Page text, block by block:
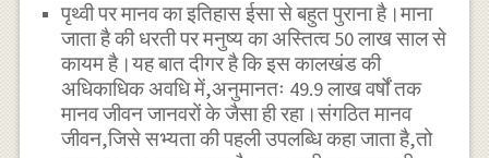
पृथ्वी पर मानव का इतिहास ईसा से बहुत पुराना है।माना
जाता है की धरती पर मनुष्य का अस्तित्व 50 लाख साल से
कायम है।यह बात दीगर है कि इस कालखंड की
अधिकाधिक अवधि में,अनुमानतः 49.9 लाख वर्षों तक
मानव जीवन जानवरों के जैसा ही रहा।संगठित मानव
जीवन,जिसे सभ्यता की पहली उपलब्धि कहा जाता है,तो